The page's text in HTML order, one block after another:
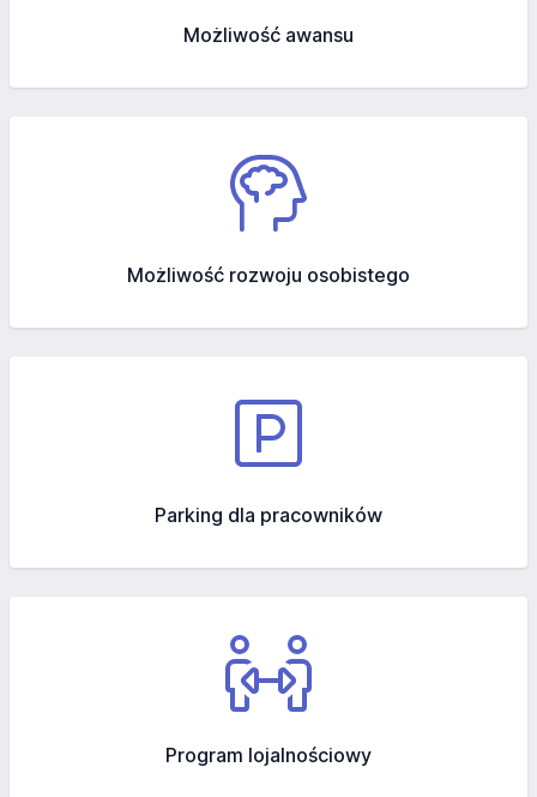
Możliwość awansu
Możliwość rozwoju osobistego
Parking dla pracowników
Program lojalnościowy